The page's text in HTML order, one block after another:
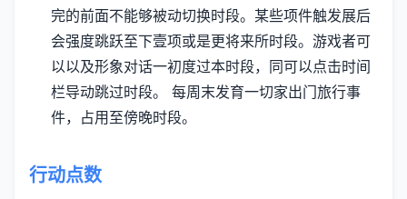
完的前面不能够被动切换时段。 某些项件触发展后
会强度跳跃至下壹项或是更将来所时段。 游戏者可
以以及形象对话一初度过本时段，同可以点击时间
栏导动跳过时段。
每周末发育一切家出门旅行事
件，占用至傍晚时段。
行动点数